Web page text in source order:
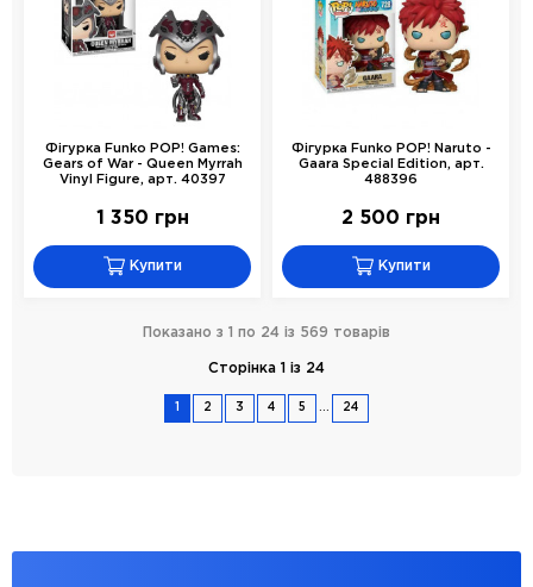
Фігурка Funko POP! Games:
Gears of War - Queen Myrrah
Vinyl Figure, арт. 40397
1 350 грн
Купити
Фігурка Funko POP! Naruto -
Gaara Special Edition, арт.
488396
2 500 грн
Купити
Показано з 1 по 24 із 569 товарів
Сторінка 1 із 24
2 3 4 5 24